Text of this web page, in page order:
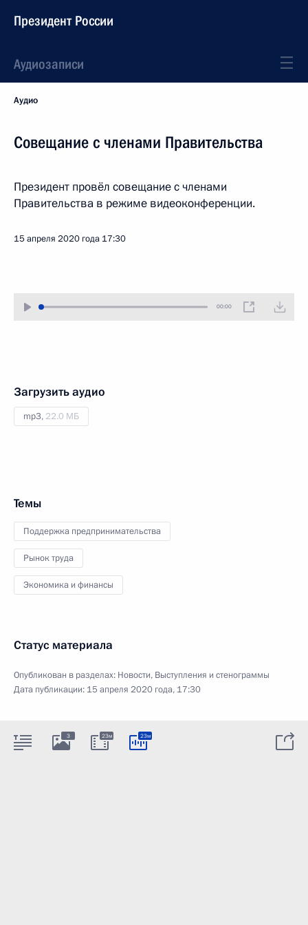
Президент России
Аудиозаписи
Аудио
Совещание с членами Правительства
Президент провёл совещание с членами
Правительства в режиме видеоконференции.
15 апреля 2020 года 17:30
00:00
Загрузить аудио
mp3, 22.0 МБ
Темы
Поддержка предпринимательства
Рынок труда
Экономика и финансы
Статус материала
Опубликован в разделах: Новости, Выступления и стенограммы
Дата публикации: 15 апреля 2020 года, 17:30
3 23м 23м